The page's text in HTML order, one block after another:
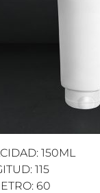
150ML
115
60